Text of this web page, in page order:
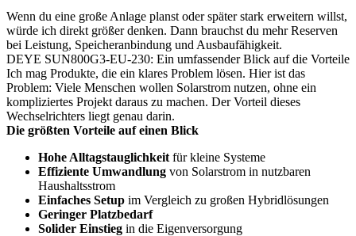
Wenn du eine große Anlage planst oder später stark erweitern willst,
würde ich direkt größer denken. Dann brauchst du mehr Reserven
bei Leistung, Speicheranbindung und Ausbaufähigkeit.
DEYE SUN800G3-EU-230: Ein umfassender Blick auf die Vorteile
Ich mag Produkte, die ein klares Problem lösen. Hier ist das
Problem: Viele Menschen wollen Solarstrom nutzen, ohne ein
kompliziertes Projekt daraus zu machen. Der Vorteil dieses
Wechselrichters liegt genau darin.
Die größten Vorteile auf einen Blick
Hohe Alltagstauglichkeit für kleine Systeme
Effiziente Umwandlung von Solarstrom in nutzbaren
Haushaltsstrom
Einfaches Setup im Vergleich zu großen Hybridlösungen
Geringer Platzbedarf
Solider Einstieg in die Eigenversorgung